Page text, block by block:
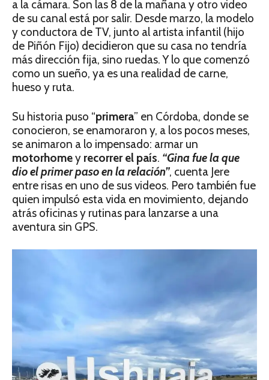
a la cámara. Son las 8 de la mañana y otro video
de su canal está por salir. Desde marzo, la modelo
y conductora de TV, junto al artista infantil (hijo
de Piñón Fijo) decidieron que su casa no tendría
más dirección fija, sino ruedas. Y lo que comenzó
como un sueño, ya es una realidad de carne,
hueso y ruta.
Su historia puso “primera” en Córdoba, donde se
conocieron, se enamoraron y, a los pocos meses,
se animaron a lo impensado: armar un
motorhomey recorrer el país. “Gina fue la que
dio el primer paso en la relación”, cuenta Jere
entre risas en uno de sus videos. Pero también fue
quien impulsó esta vida en movimiento, dejando
atrás oficinas y rutinas para lanzarse a una
aventura sin GPS.